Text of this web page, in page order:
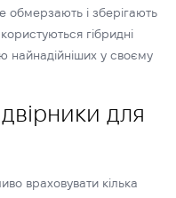
обмерзають і зберігають
гібридні
найнадійніших у своєму
для
враховувати кілька